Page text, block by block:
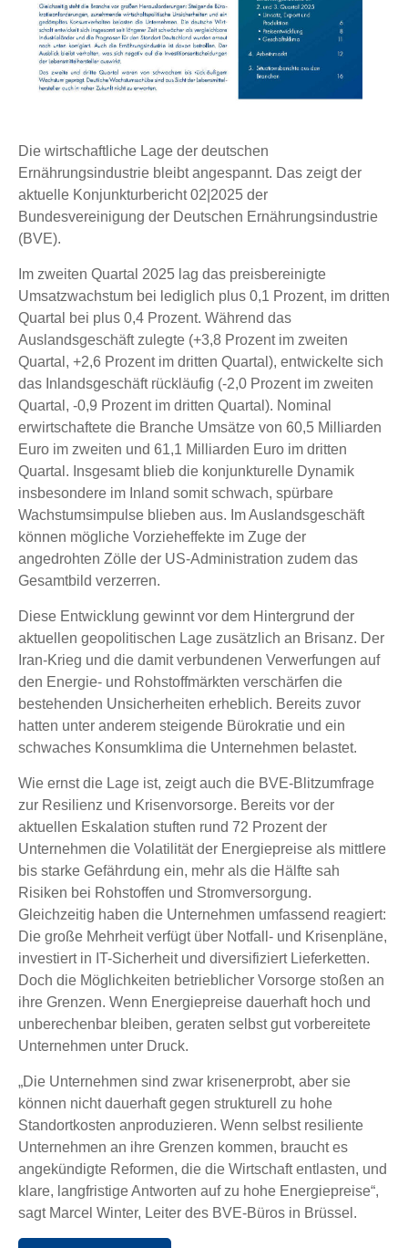
Die wirtschaftliche Lage der deutschen
Ernährungsindustrie bleibt angespannt. Das zeigt der
aktuelle Konjunkturbericht 02|2025 der
Bundesvereinigung der Deutschen Ernährungsindustrie
(BVE).
Im zweiten Quartal 2025 lag das preisbereinigte
Umsatzwachstum bei lediglich plus 0,1 Prozent, im dritten
Quartal bei plus 0,4 Prozent. Während das
Auslandsgeschäft zulegte (+3,8 Prozent im zweiten
Quartal, +2,6 Prozent im dritten Quartal), entwickelte sich
das Inlandsgeschäft rückläufig (-2,0 Prozent im zweiten
Quartal, -0,9 Prozent im dritten Quartal). Nominal
erwirtschaftete die Branche Umsätze von 60,5 Milliarden
Euro im zweiten und 61,1 Milliarden Euro im dritten
Quartal. Insgesamt blieb die konjunkturelle Dynamik
insbesondere im Inland somit schwach, spürbare
Wachstumsimpulse blieben aus. Im Auslandsgeschäft
können mögliche Vorzieheffekte im Zuge der
angedrohten Zölle der US-Administration zudem das
Gesamtbild verzerren.
Diese Entwicklung gewinnt vor dem Hintergrund der
aktuellen geopolitischen Lage zusätzlich an Brisanz. Der
Iran-Krieg und die damit verbundenen Verwerfungen auf
den Energie- und Rohstoffmärkten verschärfen die
bestehenden Unsicherheiten erheblich. Bereits zuvor
hatten unter anderem steigende Bürokratie und ein
schwaches Konsumklima die Unternehmen belastet.
Wie ernst die Lage ist, zeigt auch die BVE-Blitzumfrage
zur Resilienz und Krisenvorsorge. Bereits vor der
aktuellen Eskalation stuften rund 72 Prozent der
Unternehmen die Volatilität der Energiepreise als mittlere
bis starke Gefährdung ein, mehr als die Hälfte sah
Risiken bei Rohstoffen und Stromversorgung.
Gleichzeitig haben die Unternehmen umfassend reagiert:
Die große Mehrheit verfügt über Notfall- und Krisenpläne,
investiert in IT-Sicherheit und diversifiziert Lieferketten.
Doch die Möglichkeiten betrieblicher Vorsorge stoßen an
ihre Grenzen. Wenn Energiepreise dauerhaft hoch und
unberechenbar bleiben, geraten selbst gut vorbereitete
Unternehmen unter Druck.
„Die Unternehmen sind zwar krisenerprobt, aber sie
können nicht dauerhaft gegen strukturell zu hohe
Standortkosten anproduzieren. Wenn selbst resiliente
Unternehmen an ihre Grenzen kommen, braucht es
angekündigte Reformen, die die Wirtschaft entlasten, und
klare, langfristige Antworten auf zu hohe Energiepreise“,
sagt Marcel Winter, Leiter des BVE-Büros in Brüssel.